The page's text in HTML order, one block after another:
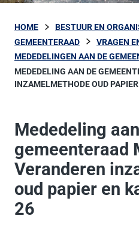
HOME
BESTUUR EN
GEMEENTERAAD
VRAGEN
MEDEDELINGEN AAN DE
MEDEDELING AAN DE
INZAMELMETHODE OUD
Mededeling
gemeenteraad
Veranderen
oud papier en
26